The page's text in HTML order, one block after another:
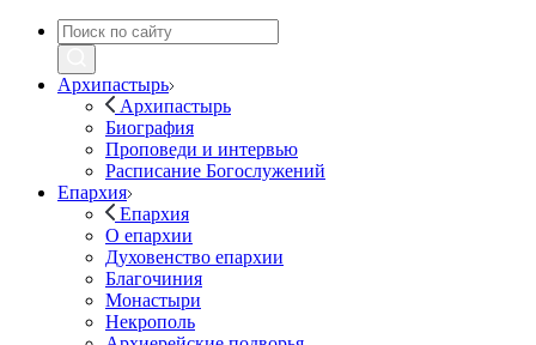
Архипастырь
Архипастырь
Биография
Проповеди и интервью
Расписание Богослужений
Епархия
Епархия
О епархии
Духовенство епархии
Благочиния
Монастыри
Некрополь